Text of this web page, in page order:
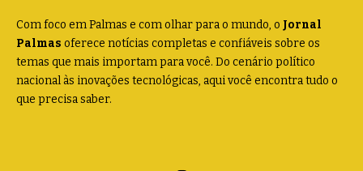
Com foco em Palmas e com olhar para o mundo, o Jornal
Palmas oferece notícias completas e confiáveis sobre os
temas que mais importam para você. Do cenário político
nacional às inovações tecnológicas, aqui você encontra tudo o
que precisa saber.